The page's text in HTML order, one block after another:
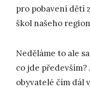
pro pobavení dětí
škol našeho
Neděláme to ale
co jde především?
obyvatelé čím dál